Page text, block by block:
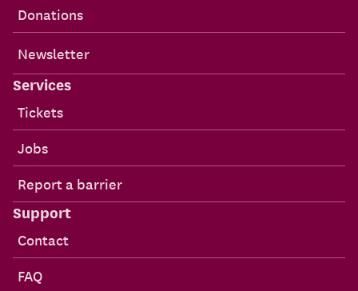
Donations
Newsletter
Services
Tickets
Jobs
Report a barrier
Support
Contact
FAQ